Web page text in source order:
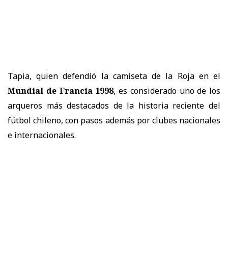
Tapia, quien defendió la camiseta de la Roja en el
Mundial de Francia 1998, es considerado uno de los
arqueros más destacados de la historia reciente del
fútbol chileno, con pasos además por clubes nacionales
e internacionales.